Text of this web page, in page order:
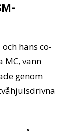
hans co-
MC, vann
genom